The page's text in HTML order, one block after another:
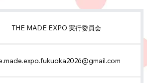
THE MADE EXPO 実行委員会